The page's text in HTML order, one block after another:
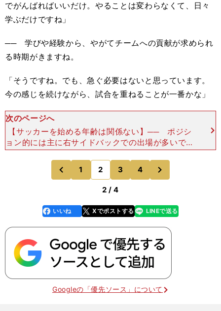
でがんばればいいだけ。やることは変わらなくて、日々
学ぶだけですね」
── 学びや経験から、やがてチームへの貢献が求められ
る時期がきますね。
「そうですね。でも、急ぐ必要はないと思っています。
今の感じを続けながら、試合を重ねることが一番かな」
次のページへ
【サッカーを始める年齢は関係ない】── ポジシ
ョン的には主に右サイドバックでの出場が多いです
が、左サイドバックやセンターバックも求められて
います。「どのポジションも難しいです。でも、慣
れてないとい
前
のページへ
1 2 3 4
のページへ
2 / 4
faceboo
k
いいね Xでポストする
line LINEで送る
Googleの「優先ソース」について